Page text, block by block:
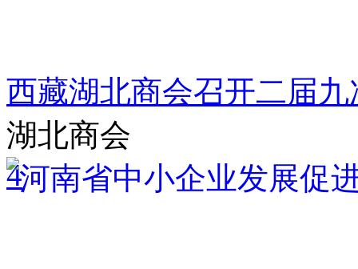
西藏湖北商会召开二届
湖北商会
4